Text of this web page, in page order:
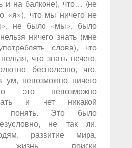
и на балконе), что… (не
«я»), что мы ничего не
не было «мы», было
ничего знать (мне
слова), что
что знать нечего,
бесполезно, что,
ум, невозможно ничего
это невозможно
и нет никакой
понять. Это было
не так ли.
развитие мира,
жизнь, поиски